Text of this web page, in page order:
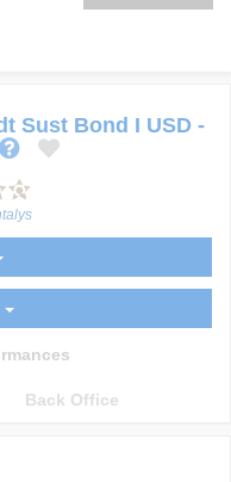
Sust Bond I USD -
Back Office